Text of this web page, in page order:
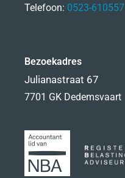
Telefoon: 0523-610557
Bezoekadres
Julianastraat 67
7701 GK Dedemsvaart